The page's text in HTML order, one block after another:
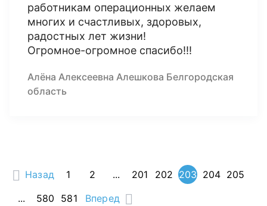
работникам операционных желаем
многих и счастливых, здоровых,
радостных лет жизни!
Огромное-огромное спасибо!!!
Алёна Алексеевна Алешкова Белгородская
область
Назад 1 2 ... 201 202 203 204 205
...
580 581 Вперед